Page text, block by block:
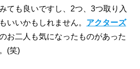
ても良いですし、2つ、3つ取り入
いいかもしれません。 アクターズ
お二人も気になったものがあった
(笑)